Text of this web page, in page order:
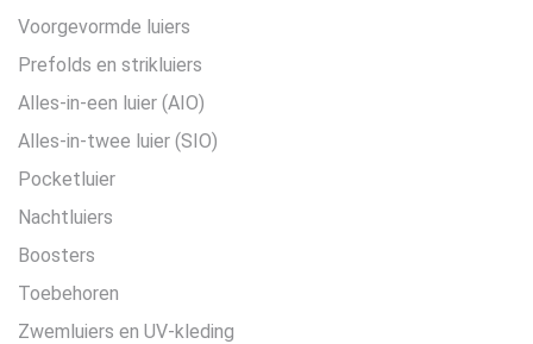
Voorgevormde luiers
Prefolds en strikluiers
Alles-in-een luier (AIO)
Alles-in-twee luier (SIO)
Pocketluier
Nachtluiers
Boosters
Toebehoren
Zwemluiers en UV-kleding